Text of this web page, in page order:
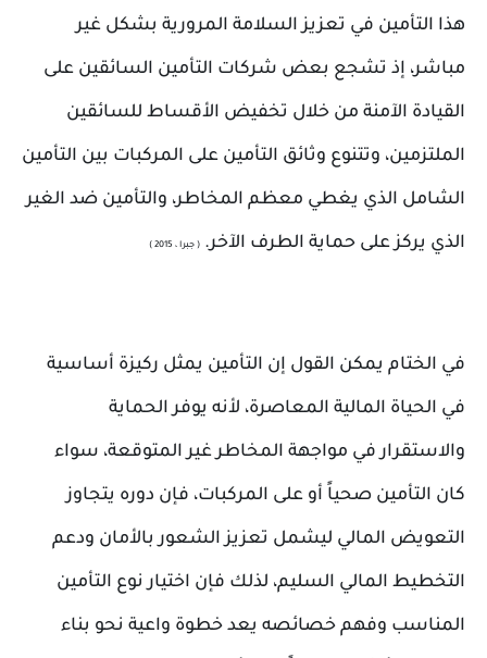
هذا التأمين في تعزيز السلامة المرورية بشكل غير
مباشر، إذ تشجع بعض شركات التأمين السائقين على
القيادة الآمنة من خلال تخفيض الأقساط للسائقين
الملتزمين، وتتنوع وثائق التأمين على المركبات بين التأمين
الشامل الذي يغطي معظم المخاطر، والتأمين ضد الغير
الذي يركز على حماية الطرف الآخر. ( جبرا ، 2015 )
في الختام يمكن القول إن التأمين يمثل ركيزة أساسية
في الحياة المالية المعاصرة، لأنه يوفر الحماية
والاستقرار في مواجهة المخاطر غير المتوقعة، سواء
كان التأمين صحياً أو على المركبات، فإن دوره يتجاوز
التعويض المالي ليشمل تعزيز الشعور بالأمان ودعم
التخطيط المالي السليم، لذلك فإن اختيار نوع التأمين
المناسب وفهم خصائصه يعد خطوة واعية نحو بناء